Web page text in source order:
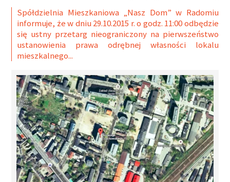
Spółdzielnia Mieszkaniowa „Nasz Dom” w Radomiu
informuje, że w dniu 29.10.2015 r. o godz. 11:00 odbędzie
się ustny przetarg nieograniczony na pierwszeństwo
ustanowienia prawa odrębnej własności lokalu
mieszkalnego...